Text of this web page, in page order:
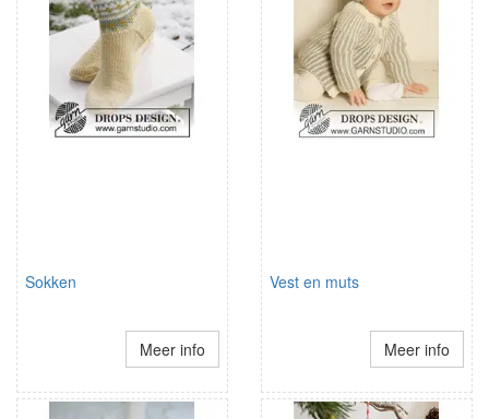
Sokken
Meer info
Vest en muts
Meer info